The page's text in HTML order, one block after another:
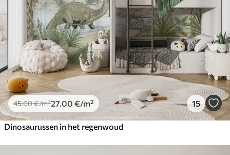
45.00€/m²27 .00 €/m² 15
Dinosaurussen in het regenwoud